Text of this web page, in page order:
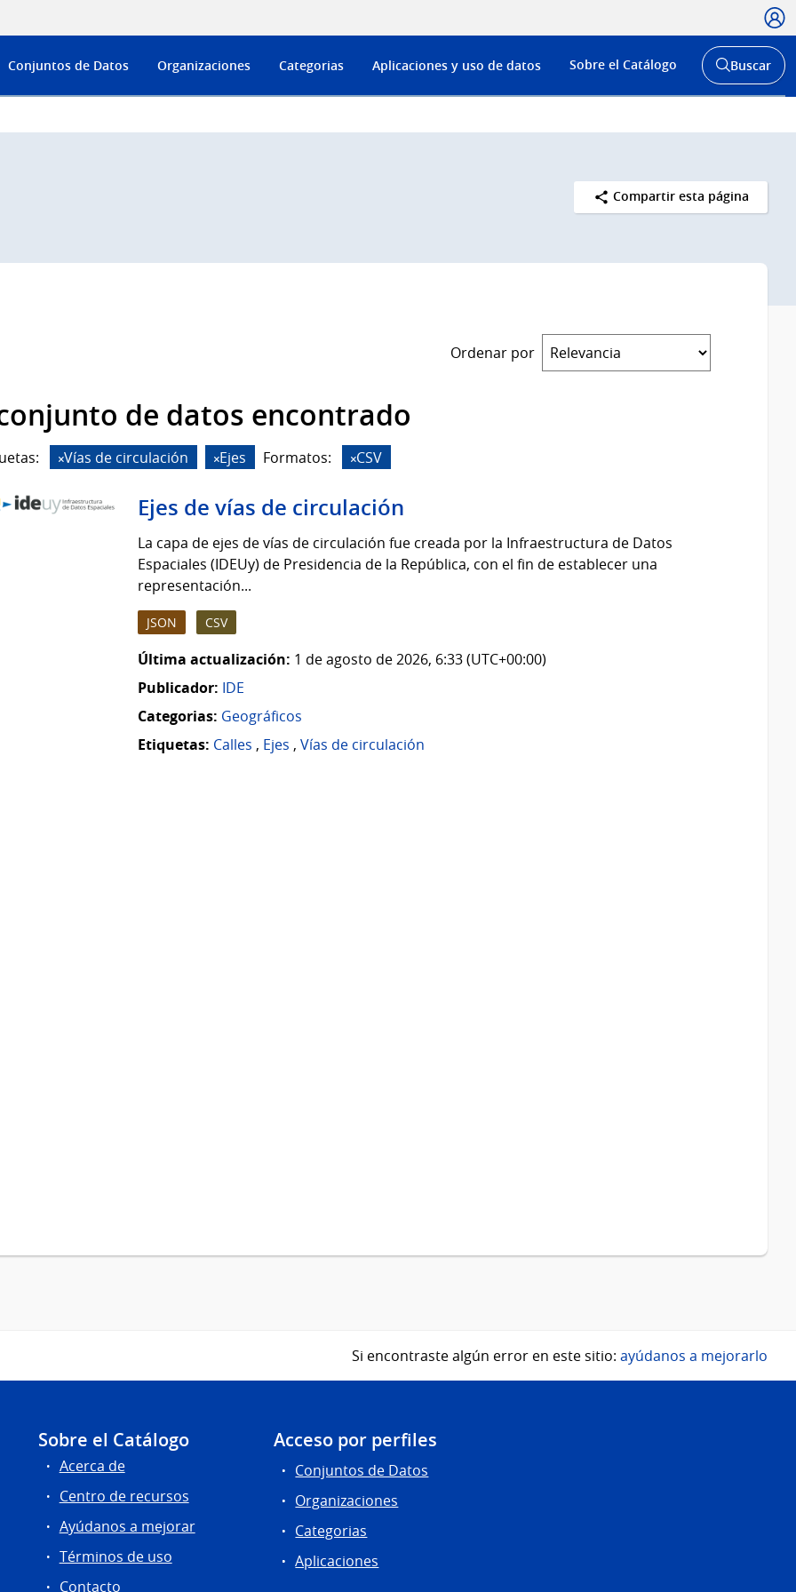
Menú
de
Conjuntos de Datos Organizaciones Categorias Aplicaciones y uso de datos Sobre el Catálogo
Abrir
buscador
Buscar
Compartir esta página
Ordenar por
de datos encontrado
Vías de circulación Ejes Formatos: CSV
Ejes de vías de circulación
La capa de ejes de vías de circulación fue creada por la Infraestructura de Datos
Espaciales (IDEUy) de Presidencia de la República, con el fin de establecer una
representación...
JSON CSV
Última actualización: 1 de agosto de 2026, 6:33 (UTC+00:00)
Publicador: IDE
Categorias: Geográficos
Etiquetas: Calles , Ejes , Vías de circulación
Si encontraste algún error en este sitio: ayúdanos a mejorarlo
Sobre el Catálogo
Acerca de
Centro de recursos
Ayúdanos a mejorar
Términos de uso
Contacto
Acceso por perfiles
Conjuntos de Datos
Organizaciones
Categorias
Aplicaciones